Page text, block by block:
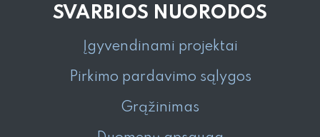
SVARBIOS NUORODOS
Įgyvendinami projektai
Pirkimo pardavimo sąlygos
Grąžinimas